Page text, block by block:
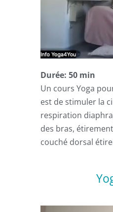
Durée: 50 min
Un cours Yoga
est de stimuler la
respiration
des bras,
couché dorsal